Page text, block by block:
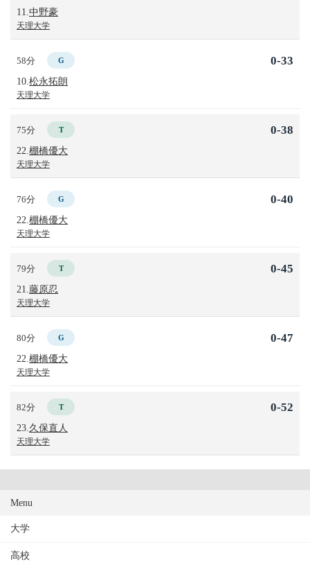
11. 中野豪
天理大学
58分 G
10. 松永拓朗
天理大学
0-33
75分 T
22. 棚橋優大
天理大学
0-38
76分 G
22. 棚橋優大
天理大学
0-40
79分 T
21. 藤原忍
天理大学
0-45
80分 G
22. 棚橋優大
天理大学
0-47
82分 T
23. 久保直人
天理大学
0-52
Menu
大学
高校